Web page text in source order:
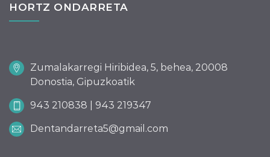
HORTZ ONDARRETA
Zumalakarregi Hiribidea, 5, behea, 20008
Donostia, Gipuzkoatik
943 210838 | 943 219347
Dentandarreta5@gmail.com